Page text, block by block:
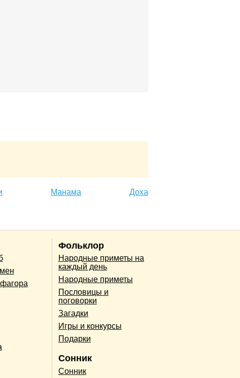
Манама Доха
Фольклор
Народные приметы на
каждый день
Народные приметы
Пословицы и
поговорки
Загадки
Игры и конкурсы
Подарки
Сонник
Сонник